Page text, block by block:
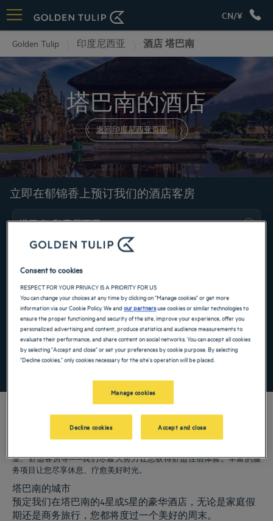
CN/¥
Golden Tulip 印度尼西亚 酒店 塔巴南
塔巴南的酒店
返回印度尼西亚页面
立即在郁锦香上预订我们的酒店客房
寻找酒店
添加特惠代码
室、舒适客房等——我们尽最大努力让您获得舒适住宿体验。丰富的服
务项目让您尽享休息、疗愈美好时光。
塔巴南的城市
预定我们在塔巴南的4星或5星的豪华酒店，无论是家庭假
期还是商务旅行，您都将度过一个美好的周末。
Consent to cookies
RESPECT FOR YOUR PRIVACY IS A PRIORITY FOR US
You can change your choices at any time by clicking on "Manage cookies" or get more
information via our Cookie Policy. We andour partnersuse cookies or similar technologies to
ensure the proper functioning and security of the site, improve your experience, offer you
personalized advertising and content, produce statistics and audience measurements to
evaluate their performance, and share content on social networks. You can accept all cookies
by selecting "Accept and close" or set your preferences by cookie purpose. By selecting
"Decline cookies," only cookies necessary for the site's operation will be placed.
Manage cookies
Decline cookies Accept and close